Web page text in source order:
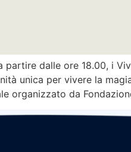
partire dalle ore 18.00, i
unica per vivere la
organizzato da